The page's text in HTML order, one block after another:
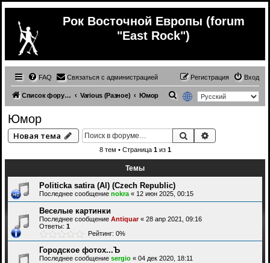
Рок Восточной Европы (forum
"East Rock")
FAQ Связаться с администрацией Вход
Регистрация
Список форумов Various (Разное) Юмор
с
Юмор
Новая тема Поиск
8 тем • Страница 1из 1
Темы
Politicka satira (Al) (Czech Republic)
Последнее сообщение nokra « 12 июн 2025, 00:15
Веселые картинки
Последнее сообщение Antiquar« 28 апр 2021, 09:16
Ответы: 1
Рейтинг: 0%
Городское фотох...Ъ
Последнее сообщение sergio « 04 дек 2020, 18:11